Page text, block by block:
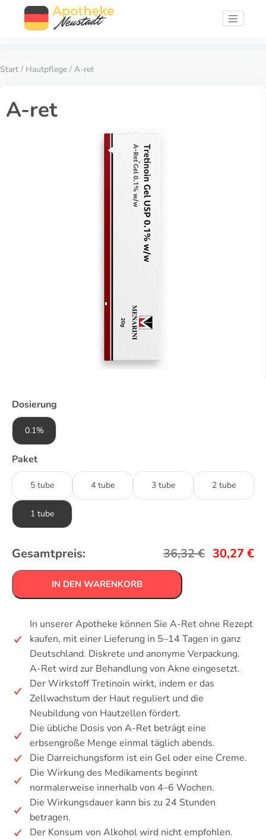
Start / Hautpflege / A-ret
A-ret
Dosierung
0.1%
Paket
5 tube 4 tube 3 tube 2 tube
1 tube
Gesamtpreis: 36,32€ 30,27 €
IN DEN WARENKORB
In unserer Apotheke können Sie A-Ret ohne Rezept
kaufen, mit einer Lieferung in 5–14 Tagen in ganz
Deutschland. Diskrete und anonyme Verpackung.
A-Ret wird zur Behandlung von Akne eingesetzt.
Der Wirkstoff Tretinoin wirkt, indem er das
Zellwachstum der Haut reguliert und die
Neubildung von Hautzellen fördert.
Die übliche Dosis von A-Ret beträgt eine
erbsengroße Menge einmal täglich abends.
Die Darreichungsform ist ein Gel oder eine Creme.
Die Wirkung des Medikaments beginnt
normalerweise innerhalb von 4–6 Wochen.
Die Wirkungsdauer kann bis zu 24 Stunden
betragen.
Der Konsum von Alkohol wird nicht empfohlen.